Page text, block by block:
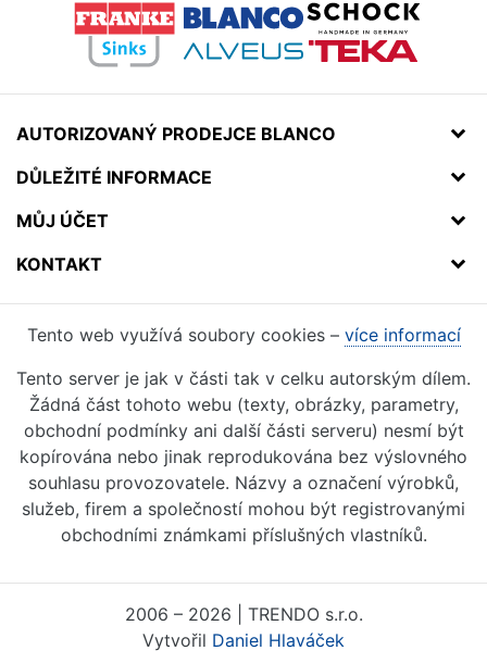
AUTORIZOVANÝ PRODEJCE BLANCO
DŮLEŽITÉ INFORMACE
MŮJ ÚČET
KONTAKT
Tento web využívá soubory cookies – více informací
Tento server je jak v části tak v celku autorským dílem.
Žádná část tohoto webu (texty, obrázky, parametry,
obchodní podmínky ani další části serveru) nesmí být
kopírována nebo jinak reprodukována bez výslovného
souhlasu provozovatele. Názvy a označení výrobků,
služeb, firem a společností mohou být registrovanými
obchodními známkami příslušných vlastníků.
2006 – 2026 | TRENDO s.r.o.
Vytvořil Daniel Hlaváček